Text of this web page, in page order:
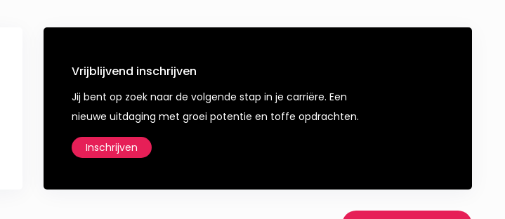
Vrijblijvend inschrijven
Jij bent op zoek naar de volgende stap in je carriëre. Een
nieuwe uitdaging met groei potentie en toffe opdrachten.
Inschrijven